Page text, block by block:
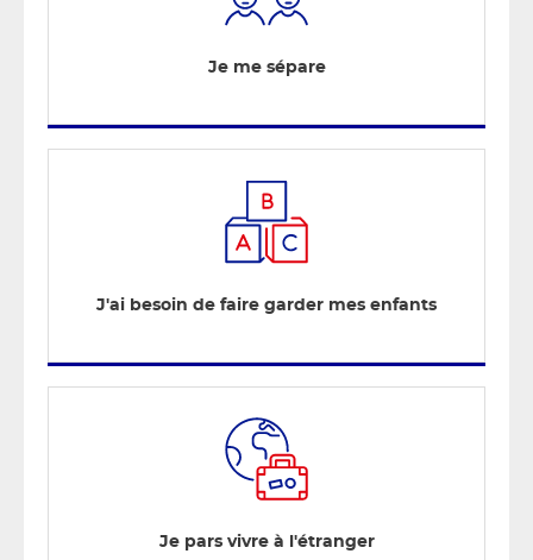
Je me sépare
J'ai besoin de faire garder mes enfants
Je pars vivre à l'étranger